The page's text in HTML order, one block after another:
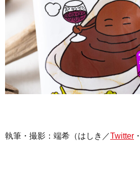
執筆・撮影： 端希（はしき／Twitter ・